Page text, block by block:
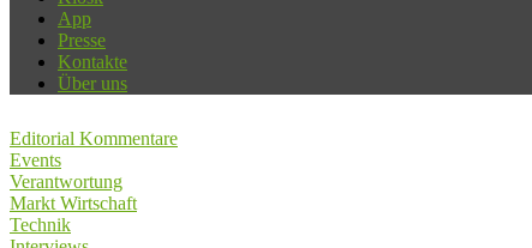
App
Presse
Kontakte
Über uns
Editorial Kommentare
Events
Verantwortung
Markt Wirtschaft
Technik